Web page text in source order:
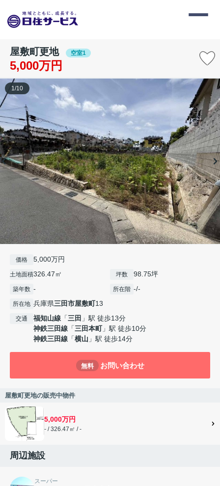
屋敷町更地 空室1
5,000万円
1/10
価格 5,000万円
土地面積326.47㎡ 坪数 98.75坪
築年数 - 所在階 -/-
所在地 兵庫県三田市屋敷町13
交通 福知山線 「三田 」駅 徒歩13分
神鉄三田線 「三田本町」駅 徒歩10分
神鉄三田線 「横山 」駅 徒歩14分
無料 お問い合わせ
屋敷町更地の販売中物件
5,000万円
- / 326.47㎡ / -
周辺施設
スーパー